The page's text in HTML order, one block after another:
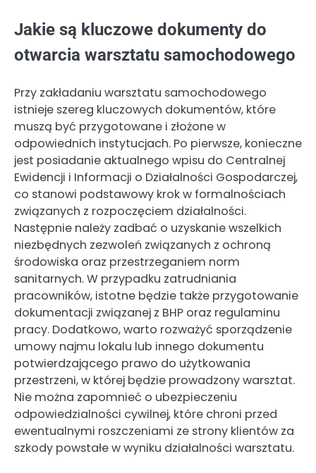
Jakie są kluczowe dokumenty do
otwarcia warsztatu samochodowego
Przy zakładaniu warsztatu samochodowego
istnieje szereg kluczowych dokumentów, które
muszą być przygotowane i złożone w
odpowiednich instytucjach. Po pierwsze, konieczne
jest posiadanie aktualnego wpisu do Centralnej
Ewidencji i Informacji o Działalności Gospodarczej,
co stanowi podstawowy krok w formalnościach
związanych z rozpoczęciem działalności.
Następnie należy zadbać o uzyskanie wszelkich
niezbędnych zezwoleń związanych z ochroną
środowiska oraz przestrzeganiem norm
sanitarnych. W przypadku zatrudniania
pracowników, istotne będzie także przygotowanie
dokumentacji związanej z BHP oraz regulaminu
pracy. Dodatkowo, warto rozważyć sporządzenie
umowy najmu lokalu lub innego dokumentu
potwierdzającego prawo do użytkowania
przestrzeni, w której będzie prowadzony warsztat.
Nie można zapomnieć o ubezpieczeniu
odpowiedzialności cywilnej, które chroni przed
ewentualnymi roszczeniami ze strony klientów za
szkody powstałe w wyniku działalności warsztatu.